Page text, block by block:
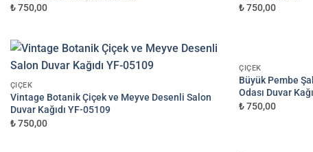
GÖRSEL LINKI (DRIVE / DROPBOX /
E-posta ile de gönderebilirsiniz:
info@dekoros.com
₺ 750,00
₺ 750,00
ÇIÇEK
Vintage Botanik Çiçek ve Meyve Desenli Salon
Duvar Kağıdı YF-05109
₺ 750,00
ÇIÇEK
Büyük Pembe
Odası Duvar
₺ 750,00